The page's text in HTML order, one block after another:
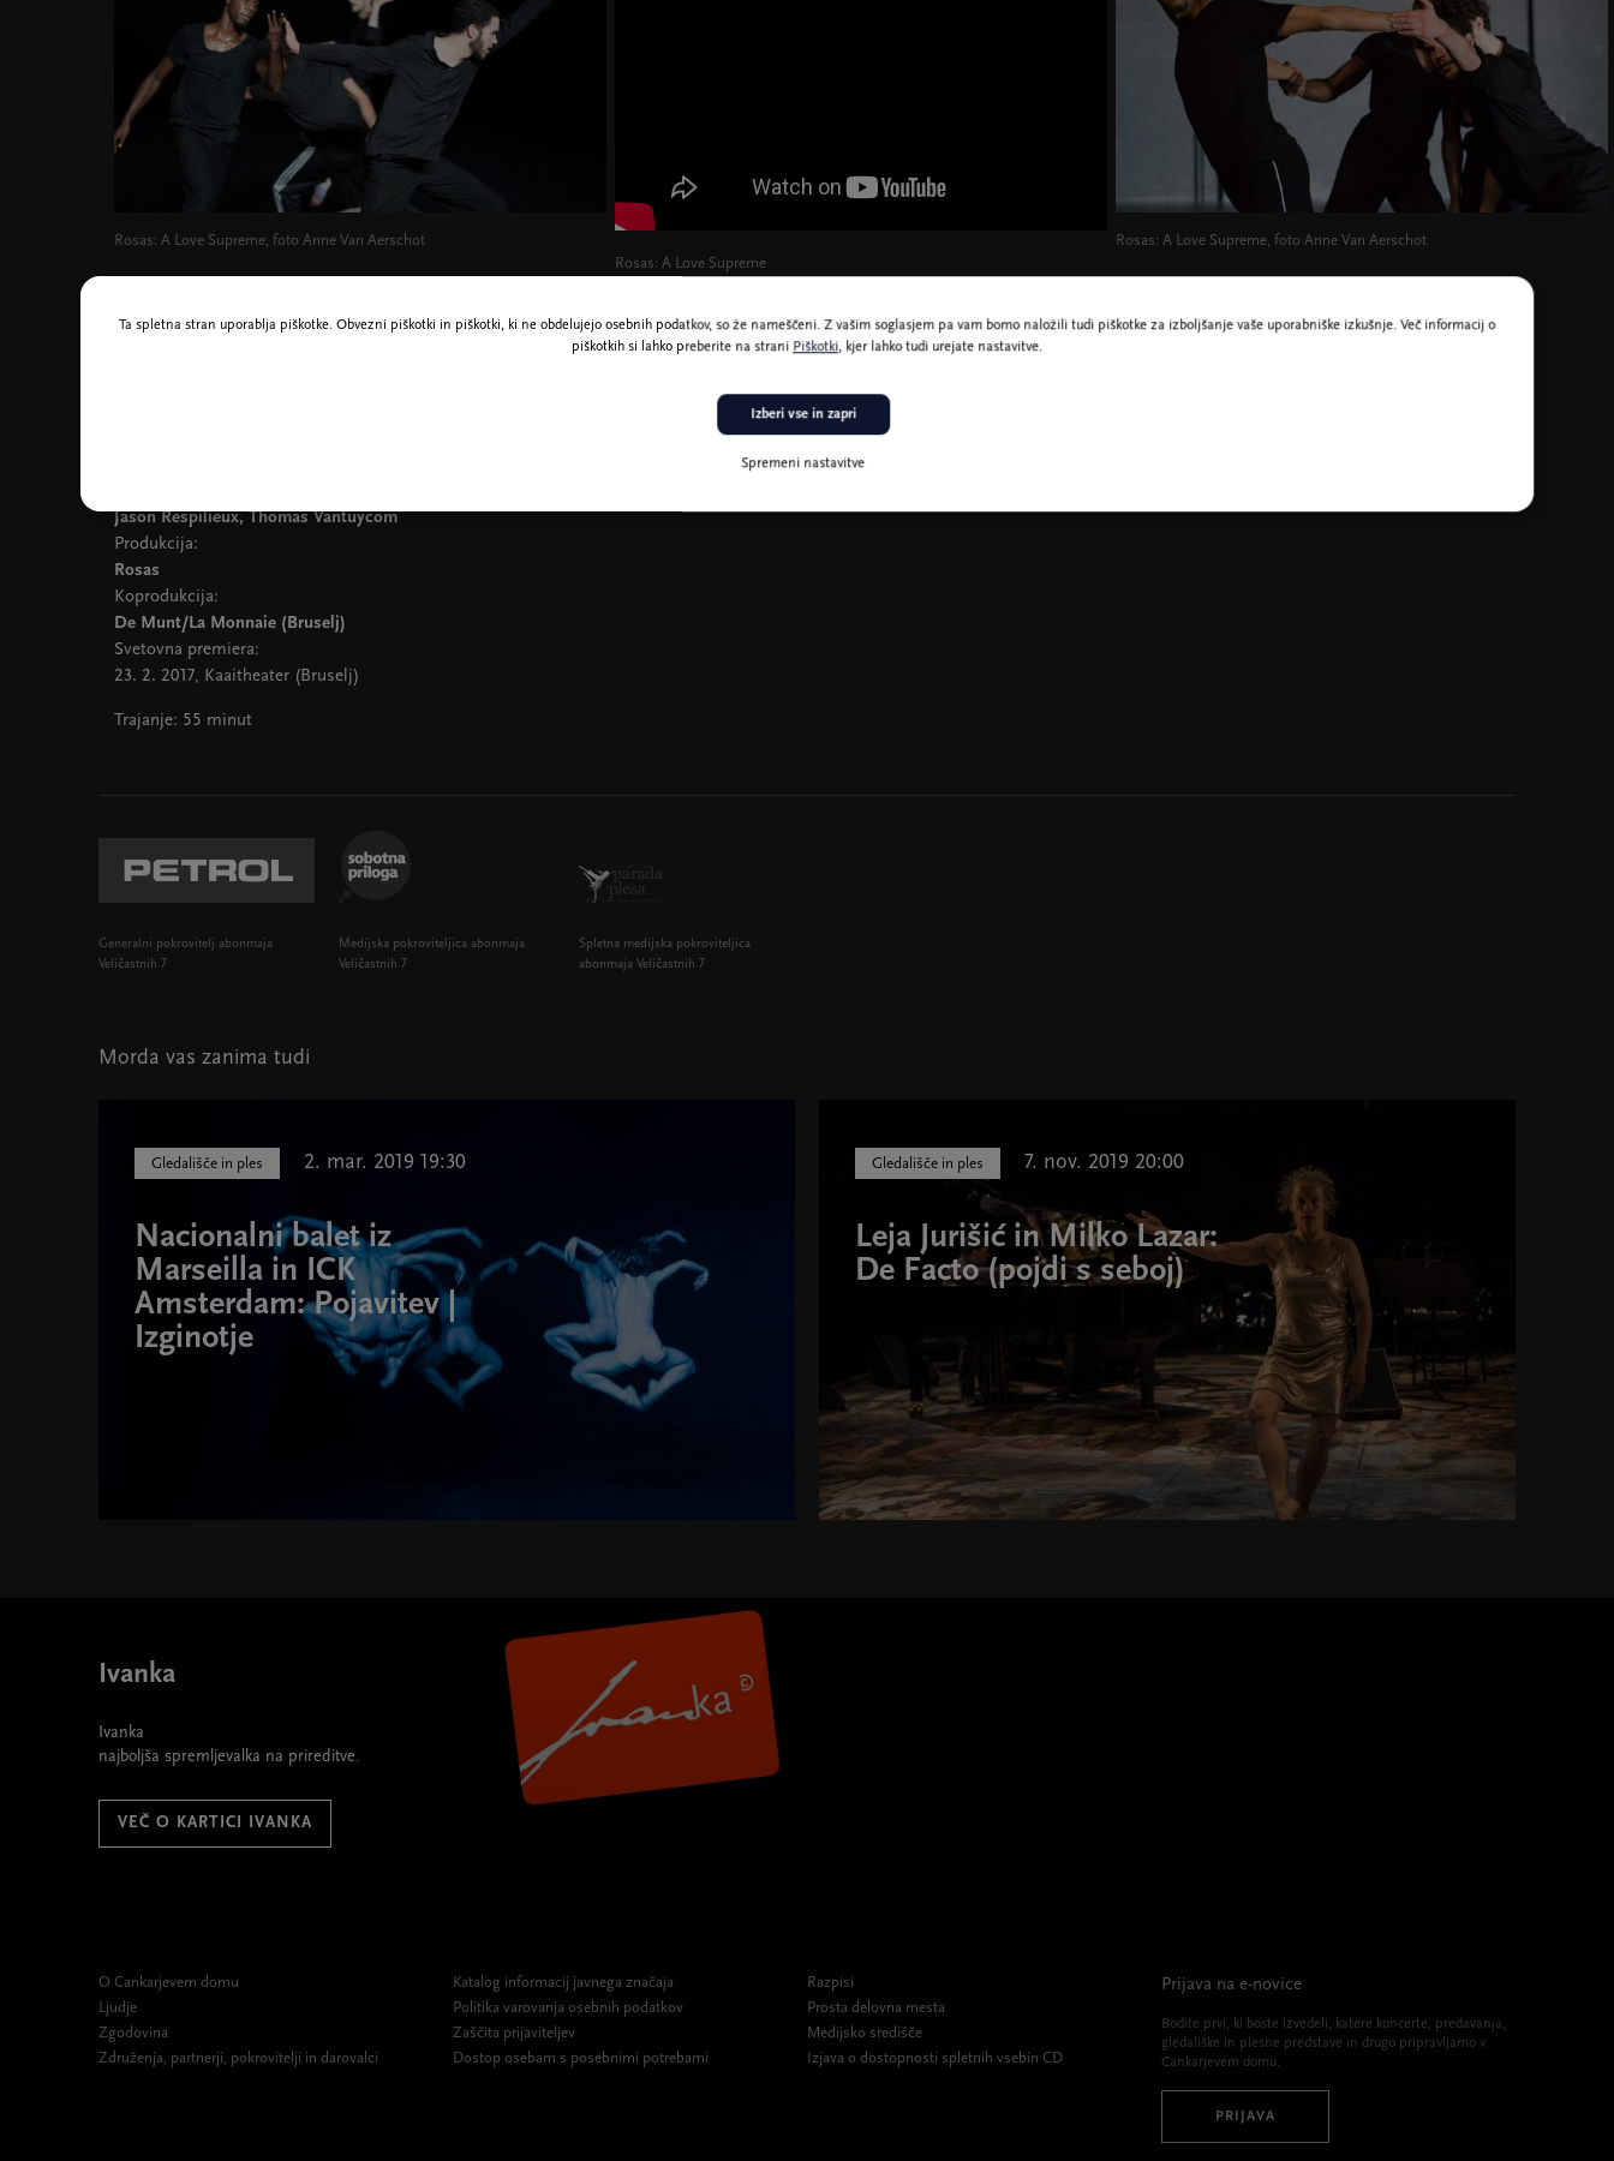
Rosas: A Love Supreme, foto Anne Van Aerschot
Rosas: A Love Supreme
Rosas: A Love Supreme, foto Anne Van Aerschot
Jason Respilieux, Thomas Vantuycom
Produkcija:
Rosas
Koprodukcija:
De Munt/La Monnaie (Bruselj)
Svetovna premiera:
23. 2. 2017, Kaaitheater (Bruselj)
Trajanje: 55 minut
Generalni pokrovitelj abonmaja
Veličastnih 7
Medijska pokroviteljica abonmaja
Veličastnih 7
Spletna medijska pokroviteljica
abonmaja Veličastnih 7
Morda vas zanima tudi
Gledališče in ples 2. mar. 2019 19:30
Nacionalni balet iz
Marseilla in ICK
Amsterdam: Pojavitev |
Izginotje
Gledališče in ples 7. nov. 2019 20:00
Leja Jurišić in Milko Lazar:
De Facto (pojdi s seboj)
Ivanka
Ivanka
najboljša spremljevalka na prireditve.
VEČ O KARTICI IVANKA
O Cankarjevem domu
Ljudje
Zgodovina
Združenja, partnerji, pokrovitelji in darovalci
Katalog informacij javnega značaja
Politika varovanja osebnih podatkov
Zaščita prijaviteljev
Dostop osebam s posebnimi potrebami
Razpisi
Prosta delovna mesta
Medijsko središče
Izjava o dostopnosti spletnih vsebin CD
Prijava na e-novice
Bodite prvi, ki boste izvedeli, katere koncerte, predavanja,
gledališke in plesne predstave in drugo pripravljamo v
Cankarjevem domu.
PRIJAVA
Ta spletna stran uporablja piškotke. Obvezni piškotki in piškotki, ki ne obdelujejo osebnih podatkov, so že nameščeni. Z vašim soglasjem pa vam bomo naložili tudi piškotke za izboljšanje vaše uporabniške izkušnje. Več informacij o
piškotkih si lahko preberite na strani Piškotki, kjer lahko tudi urejate nastavitve.
Spremeni nastavitve
Izberi vse in zapri